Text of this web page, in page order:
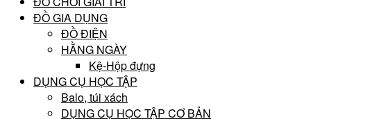
ĐỒ GIA DỤNG
ĐỒ ĐIỆN
HẰNG NGÀY
Kệ-Hộp đựng
DỤNG CỤ HỌC TẬP
Balo, túi xách
DỤNG CỤ HỌC TẬP CƠ BẢN